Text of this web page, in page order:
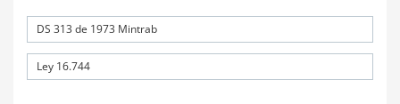
DS 313 de 1973 Mintrab
Ley 16.744